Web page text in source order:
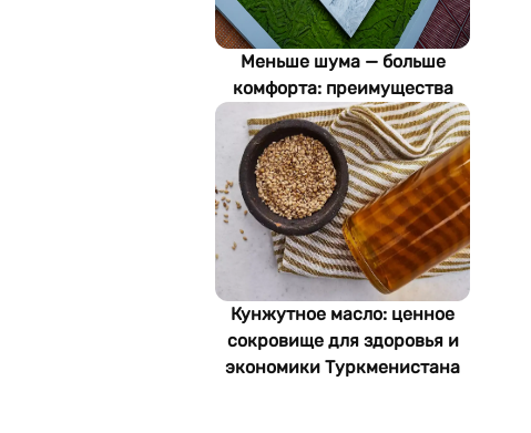
Меньше шума — больше
комфорта: преимущества
акустических потолков Ak
Bulut
Кунжутное масло: ценное
сокровище для здоровья и
экономики Туркменистана